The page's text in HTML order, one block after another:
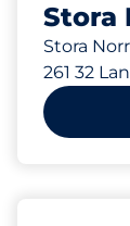
Stora
Stora
261 32